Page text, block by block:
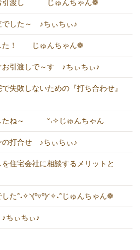
引渡し じゅんちゃん❁
でした～ ♪ちぃちぃ♪
た！ じゅんちゃん❁
お引渡しで～す ♪ちぃちぃ♪
失敗しないための『打ち合わせ』
たね～ °˖✧じゅんちゃん
の打合せ ♪ちぃちぃ♪
を住宅会社に相談するメリットと
た°˖✧◝(⁰▿⁰)◜✧˖°じゅんちゃん❁
ちぃちぃ♪